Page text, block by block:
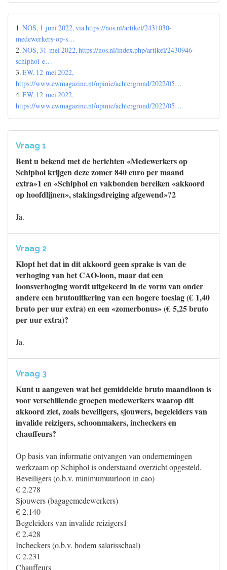
1.NOS, 1 juni 2022, via https://nos.nl/artikel/2431030-
medewerkers-op-s…
2.NOS, 31 mei 2022, https://nos.nl/index.php/artikel/2430946-
schiphol-e…
3.EW, 12 mei 2022,
https://www.ewmagazine.nl/opinie/achtergrond/2022/05…
4.EW, 12 mei 2022,
https://www.ewmagazine.nl/opinie/achtergrond/2022/05…
Vraag 1
Bent u bekend met de berichten «Medewerkers op
Schiphol krijgen deze zomer 840 euro per maand
extra»1 en «Schiphol en vakbonden bereiken «akkoord
op hoofdlijnen», stakingsdreiging afgewend»?2
Ja.
Vraag 2
Klopt het dat in dit akkoord geen sprake is van de
verhoging van het CAO-loon, maar dat een
loonsverhoging wordt uitgekeerd in de vorm van onder
andere een brutouitkering van een hogere toeslag (€ 1,40
bruto per uur extra) en een «zomerbonus» (€ 5,25 bruto
per uur extra)?
Ja.
Vraag 3
Kunt u aangeven wat het gemiddelde bruto maandloon is
voor verschillende groepen medewerkers waarop dit
akkoord ziet, zoals beveiligers, sjouwers, begeleiders van
invalide reizigers, schoonmakers, incheckers en
chauffeurs?
Op basis van informatie ontvangen van ondernemingen
werkzaam op Schiphol is onderstaand overzicht opgesteld.
Beveiligers (o.b.v. minimumuurloon in cao)
€ 2.278
Sjouwers (bagagemedewerkers)
€ 2.140
Begeleiders van invalide reizigers1
€ 2.428
Incheckers (o.b.v. bodem salarisschaal)
€ 2.231
Chauffeurs